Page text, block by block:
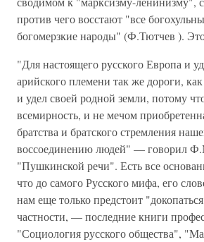
против чего восстают "все
богомерзкие народы" (Ф.Тютчев ).
"Для настоящего русского Европа и
арийского племени так же дороги,
и удел своей родной земли, потому
всемирность, и не мечом
братства и братского стремления
воссоединению людей" — говорил
"Пушкинской речи". Есть все
что до самого Русского мифа, его
нам еще только предстоит
частности, — последние книги
"Социология русского общества",